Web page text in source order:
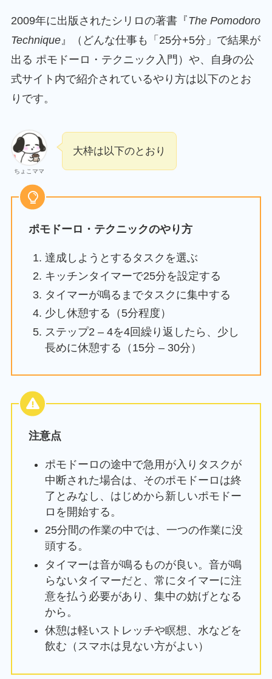
2009年に出版されたシリロの著書『The Pomodoro
Technique』（どんな仕事も「25分+5分」で結果が
出る ポモドーロ・テクニック入門）や、自身の公
式サイト内で紹介されているやり方は以下のとお
りです。
ちょこママ
大枠は以下のとおり
ポモドーロ・テクニックのやり方
達成しようとするタスクを選ぶ
キッチンタイマーで25分を設定する
タイマーが鳴るまでタスクに集中する
少し休憩する（5分程度）
ステップ2 – 4を4回繰り返したら、少し
長めに休憩する（15分 – 30分）
注意点
ポモドーロの途中で急用が入りタスクが
中断された場合は、そのポモドーロは終
了とみなし、はじめから新しいポモドー
ロを開始する。
25分間の作業の中では、一つの作業に没
頭する。
タイマーは音が鳴るものが良い。音が鳴
らないタイマーだと、常にタイマーに注
意を払う必要があり、集中の妨げとなる
から。
休憩は軽いストレッチや瞑想、水などを
飲む（スマホは見ない方がよい）